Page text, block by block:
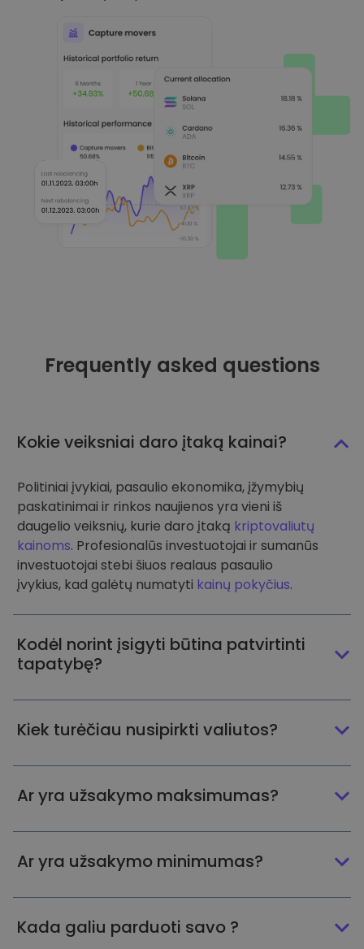
Frequently asked questions
Kokie veiksniai daro įtaką kainai?
Politiniai įvykiai, pasaulio ekonomika, įžymybių
paskatinimai ir rinkos naujienos yra vieni iš
daugelio veiksnių, kurie daro įtaką kriptovaliutų
kainoms. Profesionalūs investuotojai ir sumanūs
investuotojai stebi šiuos realaus pasaulio
įvykius, kad galėtų numatyti kainų pokyčius.
Kodėl norint įsigyti būtina patvirtinti
tapatybę?
Kiek turėčiau nusipirkti valiutos?
Ar yra užsakymo maksimumas?
Ar yra užsakymo minimumas?
Kada galiu parduoti savo ?